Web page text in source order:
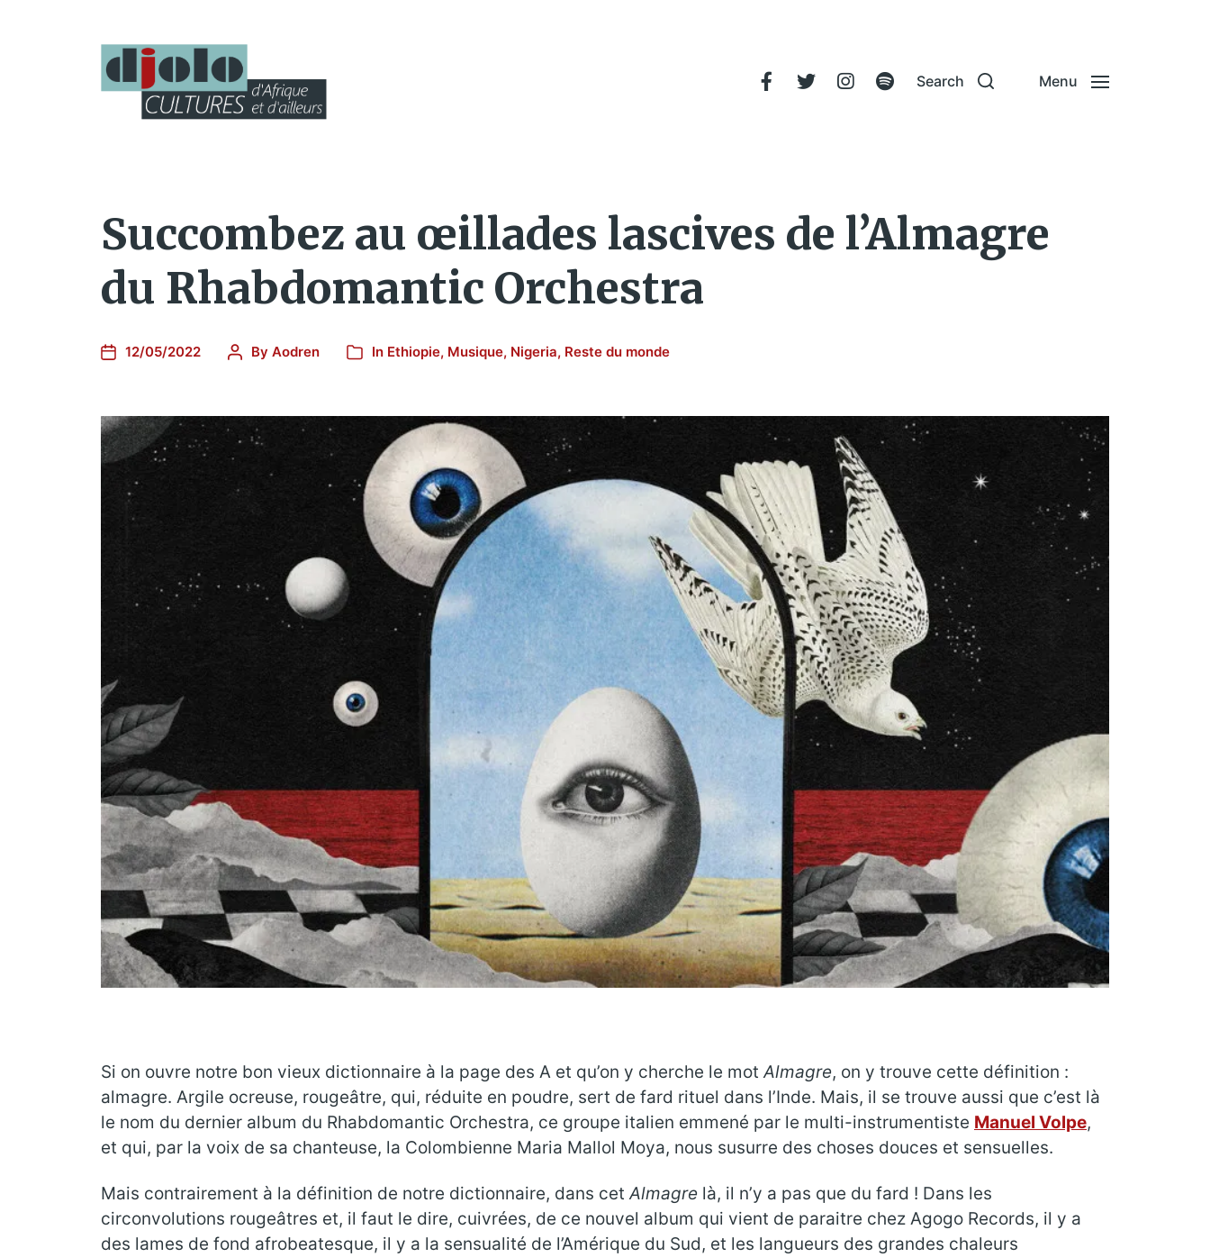
Search Menu
Succombez au œillades lascives de l’Almagre
du Rhabdomantic Orchestra
12/05/2022 By Aodren In Ethiopie, Musique, Nigeria, Reste du monde
Si on ouvre notre bon vieux dictionnaire à la page des A et qu’on y cherche le motAlmagre, on y trouve cette définition :
almagre. Argile ocreuse, rougeâtre, qui, réduite en poudre, sert de fard rituel dans l’Inde. Mais, il se trouve aussi que c’est là
le nom du dernier album du Rhabdomantic Orchestra, ce groupe italien emmené par le multi-instrumentiste Manuel Volpe,
et qui, par la voix de sa chanteuse, la Colombienne Maria Mallol Moya, nous susurre des choses douces et sensuelles.
Mais contrairement à la définition de notre dictionnaire, dans cetAlmagre là, il n’y a pas que du fard ! Dans les
circonvolutions rougeâtres et, il faut le dire, cuivrées, de ce nouvel album qui vient de paraitre chez Agogo Records, il y a
des lames de fond afrobeatesque, il y a la sensualité de l’Amérique du Sud, et les langueurs des grandes chaleurs